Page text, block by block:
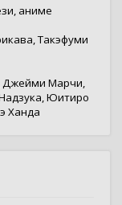
, аниме
,Такэфуми
Джейми Марчи,
,Юитиро
Ханда